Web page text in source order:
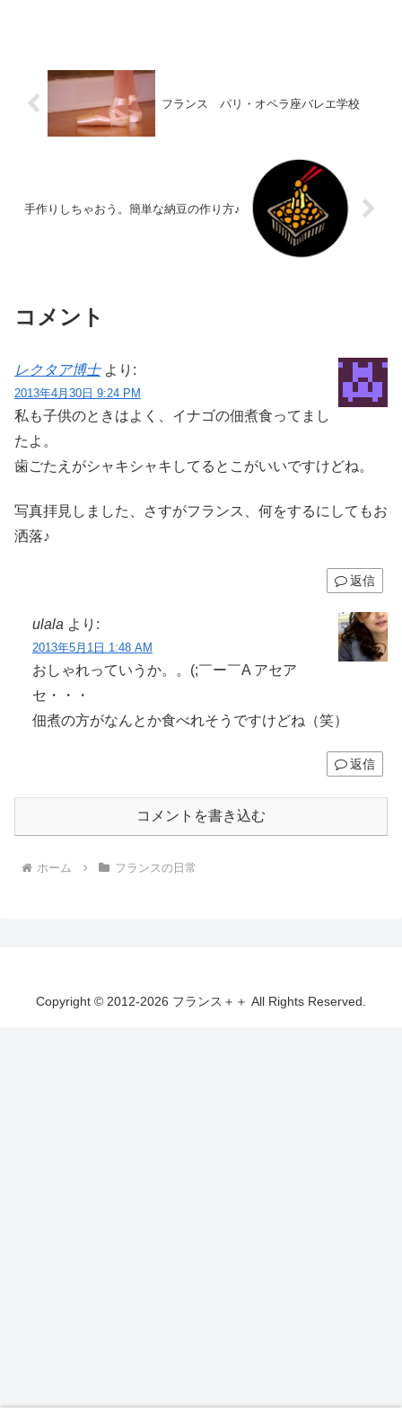
フランス パリ・オペラ座バレエ学校
手作りしちゃおう。簡単な納豆の作り方♪
コメント
レクタア博士 より:
2013年4月30日 9:24 PM
私も子供のときはよく、イナゴの佃煮食ってまし
たよ。
歯ごたえがシャキシャキしてるとこがいいですけどね。
写真拝見しました、さすがフランス、何をするにしてもお
洒落♪
返信
ulala より:
2013年5月1日 1:48 AM
おしゃれっていうか。。(;￣ー￣A アセア
セ・・・
佃煮の方がなんとか食べれそうですけどね（笑）
返信
コメントを書き込む
ホーム フランスの日常
Copyright © 2012-2026 フランス＋＋ All Rights Reserved.